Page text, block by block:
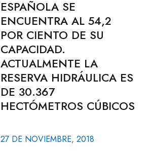
ESPAÑOLA SE
ENCUENTRA AL 54,2
POR CIENTO DE SU
CAPACIDAD.
ACTUALMENTE LA
RESERVA HIDRÁULICA ES
DE 30.367
HECTÓMETROS CÚBICOS
27 DE NOVIEMBRE, 2018